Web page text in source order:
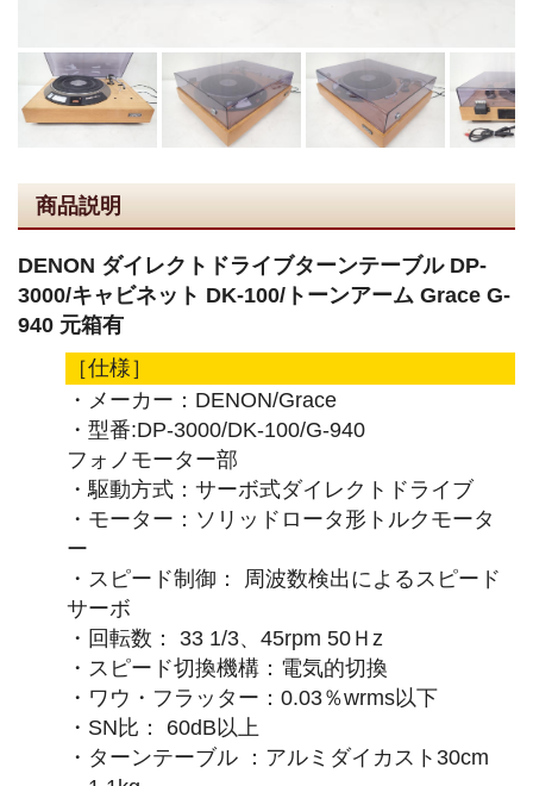
商品説明
DENON ダイレクトドライブターンテーブル DP-
3000/キャビネット DK-100/トーンアーム Grace G-
940 元箱有
［仕様］
・メーカー：DENON/Grace
・型番:DP-3000/DK-100/G-940
フォノモーター部
・駆動方式：サーボ式ダイレクトドライブ
・モーター：ソリッドロータ形トルクモータ
ー
・スピード制御： 周波数検出によるスピード
サーボ
・回転数： 33 1/3、45rpm 50Ｈz
・スピード切換機構：電気的切換
・ワウ・フラッター：0.03％wrms以下
・SN比： 60dB以上
・ターンテーブル ：アルミダイカスト30cm